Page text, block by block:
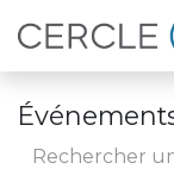
Se rendre au